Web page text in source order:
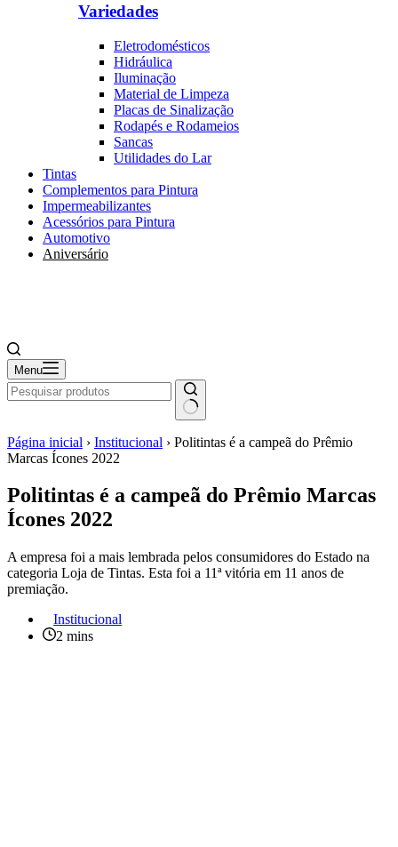
Variedades
Eletrodomésticos
Hidráulica
Iluminação
Material de Limpeza
Placas de Sinalização
Rodapés e Rodameios
Sancas
Utilidades do Lar
Tintas
Complementos para Pintura
Impermeabilizantes
Acessórios para Pintura
Automotivo
Aniversário
Menu
Página inicial › Institucional › Politintas é a campeã do Prêmio
Marcas Ícones 2022
Politintas é a campeã do Prêmio Marcas
Ícones 2022
A empresa foi a mais lembrada pelos consumidores do Estado na
categoria Loja de Tintas. Esta foi a 11ª vitória em 11 anos de
premiação.
Institucional
2 mins